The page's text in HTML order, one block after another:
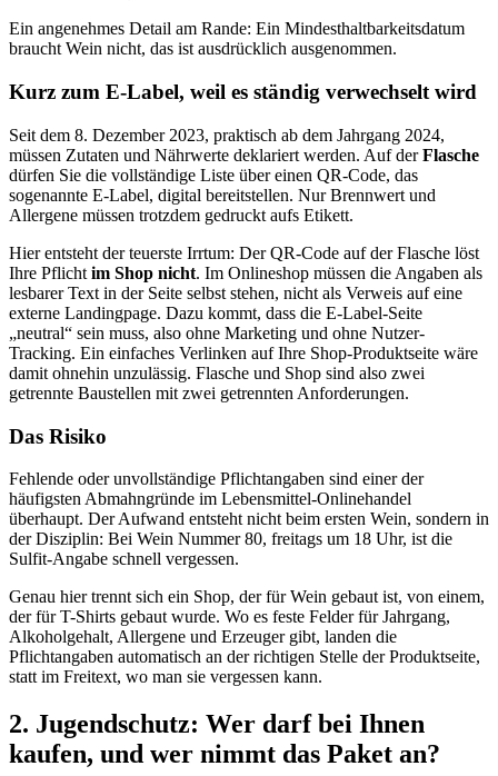
Ein angenehmes Detail am Rande: Ein Mindesthaltbarkeitsdatum
braucht Wein nicht, das ist ausdrücklich ausgenommen.
Kurz zum E-Label, weil es ständig verwechselt wird
Seit dem 8. Dezember 2023, praktisch ab dem Jahrgang 2024,
müssen Zutaten und Nährwerte deklariert werden. Auf der Flasche
dürfen Sie die vollständige Liste über einen QR-Code, das
sogenannte E-Label, digital bereitstellen. Nur Brennwert und
Allergene müssen trotzdem gedruckt aufs Etikett.
Hier entsteht der teuerste Irrtum: Der QR-Code auf der Flasche löst
Ihre Pflicht im Shop nicht. Im Onlineshop müssen die Angaben als
lesbarer Text in der Seite selbst stehen, nicht als Verweis auf eine
externe Landingpage. Dazu kommt, dass die E-Label-Seite
„neutral“ sein muss, also ohne Marketing und ohne Nutzer-
Tracking. Ein einfaches Verlinken auf Ihre Shop-Produktseite wäre
damit ohnehin unzulässig. Flasche und Shop sind also zwei
getrennte Baustellen mit zwei getrennten Anforderungen.
Das Risiko
Fehlende oder unvollständige Pflichtangaben sind einer der
häufigsten Abmahngründe im Lebensmittel-Onlinehandel
überhaupt. Der Aufwand entsteht nicht beim ersten Wein, sondern in
der Disziplin: Bei Wein Nummer 80, freitags um 18 Uhr, ist die
Sulfit-Angabe schnell vergessen.
Genau hier trennt sich ein Shop, der für Wein gebaut ist, von einem,
der für T-Shirts gebaut wurde. Wo es feste Felder für Jahrgang,
Alkoholgehalt, Allergene und Erzeuger gibt, landen die
Pflichtangaben automatisch an der richtigen Stelle der Produktseite,
statt im Freitext, wo man sie vergessen kann.
2. Jugendschutz: Wer darf bei Ihnen
kaufen, und wer nimmt das Paket an?